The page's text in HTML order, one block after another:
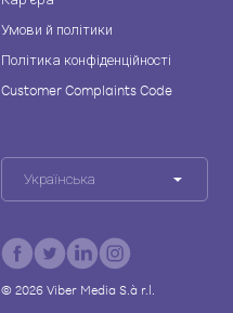
Умови й політики
Політика конфіденційності
Customer Complaints Code
Українська
© 2026Viber Media S.à r.l.